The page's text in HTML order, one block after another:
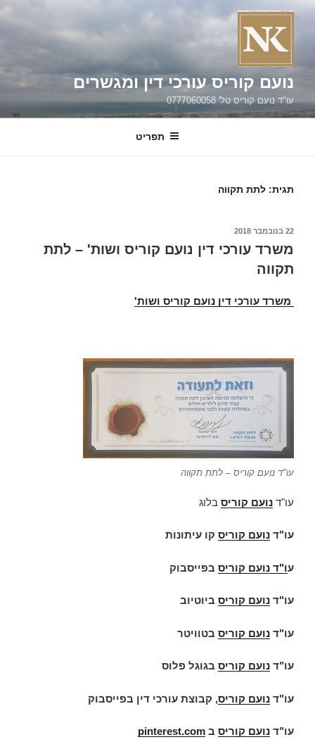
דילוג
נועם קוריס עורכי דין ומגשרים
עו"ד נועם קוריס טל' 0777060058
תפריט
תגית: לתת תקווה
פורסם
22 בנובמבר 2018
משרד עורכי דין נועם קוריס ושות' – לתת
תקווה
משרד עורכי דין נועם קוריס ושות'
עו"ד נועם קוריס – לתת תקווה
עו"ד נועם קוריס בלוג
עו"ד נועם קוריס קו עיתונות
עו"ד נועם קוריס בפייסבוק
עו"ד נועם קוריס ביוטיוב
עו"ד נועם קוריס בטוויטר
עו"ד נועם קוריס בגוגל פלוס
עו"ד נועם קוריס, קבוצת עורכי דין בפייסבוק
עו"ד נועם קוריס ב pinterest.com